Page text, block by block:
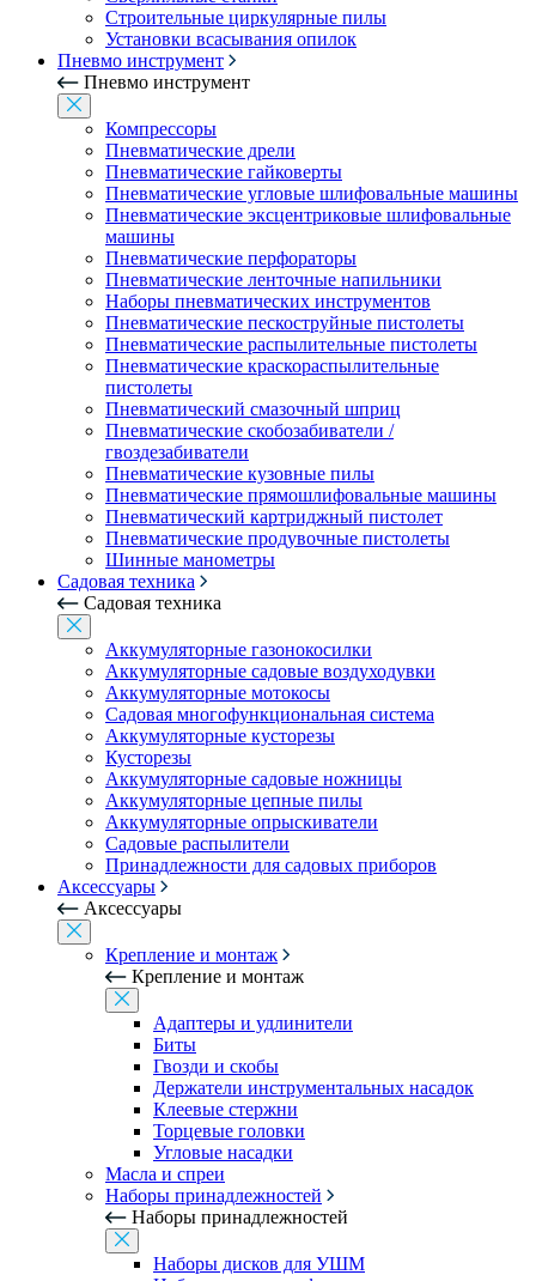
Строительные циркулярные пилы
Установки всасывания опилок
Пневмо инструмент
Пневмо инструмент
Компрессоры
Пневматические дрели
Пневматические гайковерты
Пневматические угловые шлифовальные машины
Пневматические эксцентриковые шлифовальные
машины
Пневматические перфораторы
Пневматические ленточные напильники
Наборы пневматических инструментов
Пневматические пескоструйные пистолеты
Пневматические распылительные пистолеты
Пневматические краскораспылительные
пистолеты
Пневматический смазочный шприц
Пневматические скобозабиватели /
гвоздезабиватели
Пневматические кузовные пилы
Пневматические прямошлифовальные машины
Пневматический картриджный пистолет
Пневматические продувочные пистолеты
Шинные манометры
Садовая техника
Садовая техника
Аккумуляторные газонокосилки
Аккумуляторные садовые воздуходувки
Аккумуляторные мотокосы
Садовая многофункциональная система
Аккумуляторные кусторезы
Кусторезы
Аккумуляторные садовые ножницы
Аккумуляторные цепные пилы
Аккумуляторные опрыскиватели
Садовые распылители
Принадлежности для садовых приборов
Аксессуары
Аксессуары
Крепление и монтаж
Крепление и монтаж
Адаптеры и удлинители
Биты
Гвозди и скобы
Держатели инструментальных насадок
Клеевые стержни
Торцевые головки
Угловые насадки
Масла и спреи
Наборы принадлежностей
Наборы принадлежностей
Наборы дисков для УШМ